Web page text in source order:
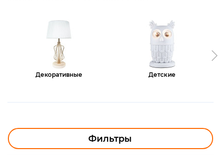
Декоративные Детские
Фильтры
ТРЕКОВЫЕ СИСТЕМЫ
СПОТЫ
СВЕТОДИОДНАЯ ПОДСВЕТКА